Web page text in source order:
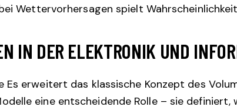
Wettervorhersagen spielt
IN DER ELEKTRONIK UND
Es erweitert das klassische Konzept des
eine entscheidende Rolle – sie